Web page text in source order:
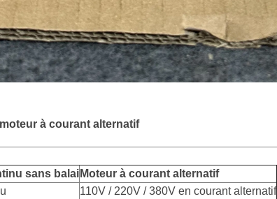
à courant alternatif
sans balai Moteur à courant alternatif
110V / 220V / 380V en courant alternatif